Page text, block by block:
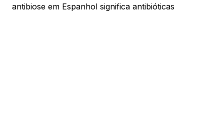
antibiose em Espanhol significa antibióticas